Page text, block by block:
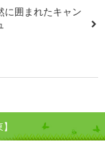
に囲まれたキャン